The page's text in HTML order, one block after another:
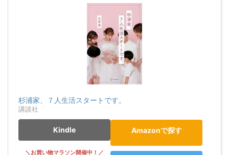
杉浦家、７人生活スタートです。
講談社
Kindle Amazonで探す